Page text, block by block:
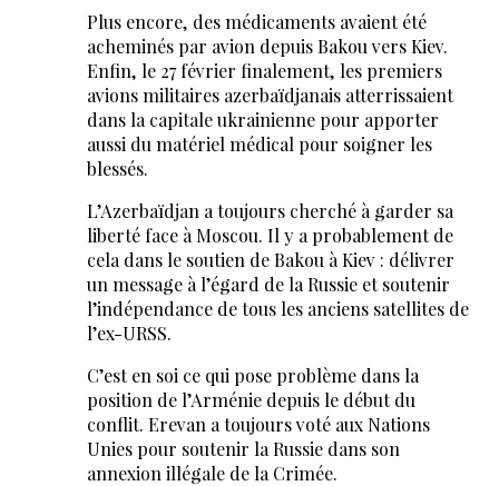
Plus encore, des médicaments avaient été
acheminés par avion depuis Bakou vers Kiev.
Enfin, le 27 février finalement, les premiers
avions militaires azerbaïdjanais atterrissaient
dans la capitale ukrainienne pour apporter
aussi du matériel médical pour soigner les
blessés.
L’Azerbaïdjan a toujours cherché à garder sa
liberté face à Moscou. Il y a probablement de
cela dans le soutien de Bakou à Kiev : délivrer
un message à l’égard de la Russie et soutenir
l’indépendance de tous les anciens satellites de
l’ex-URSS.
C’est en soi ce qui pose problème dans la
position de l’Arménie depuis le début du
conflit. Erevan a toujours voté aux Nations
Unies pour soutenir la Russie dans son
annexion illégale de la Crimée.